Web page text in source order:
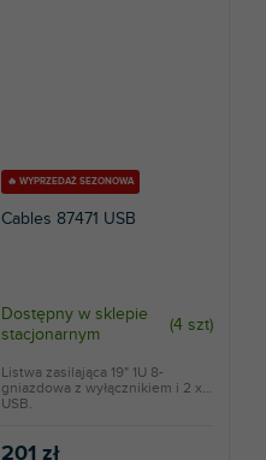
🔥 WYPRZEDAŻ SEZONOWA
Cables 87471 USB
Dostępny w sklepie
stacjonarnym
(4 szt)
201 zł
Listwa zasilająca 19" 1U 8-
gniazdowa z wyłącznikiem i 2 x
USB.